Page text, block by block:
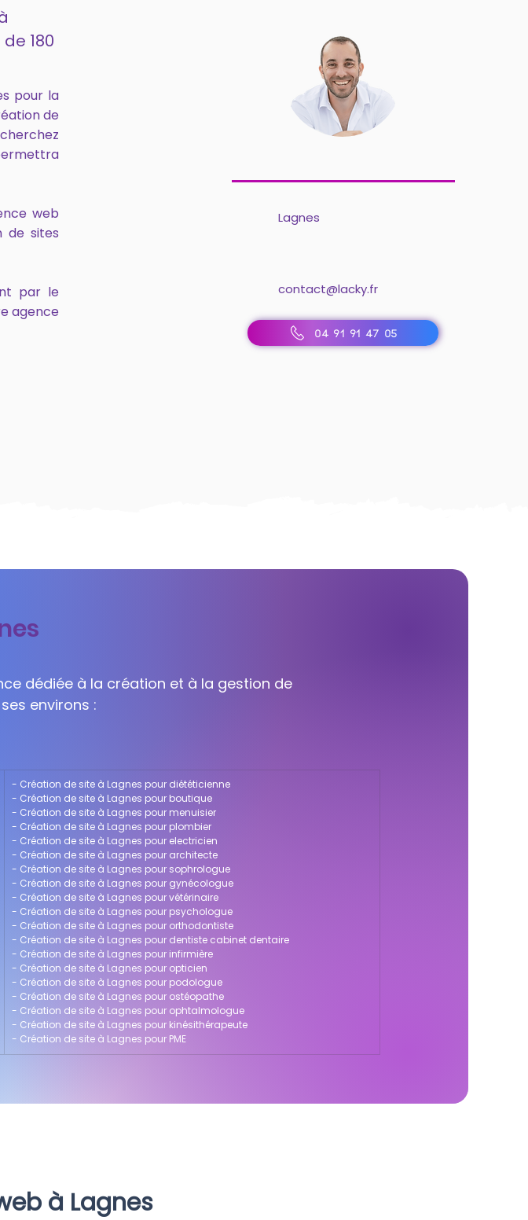
180
pour la
de
web
de sites
par le
agence
Lagnes
contact@lacky.fr
04 91 91 47 05
dédiée à la création et à la gestion de
environs :
- Création de site à Lagnes pour diététicienne
- Création de site à Lagnes pour boutique
- Création de site à Lagnes pour menuisier
- Création de site à Lagnes pour plombier
- Création de site à Lagnes pour electricien
- Création de site à Lagnes pour architecte
- Création de site à Lagnes pour sophrologue
- Création de site à Lagnes pour gynécologue
- Création de site à Lagnes pour vétérinaire
- Création de site à Lagnes pour psychologue
- Création de site à Lagnes pour orthodontiste
- Création de site à Lagnes pour dentiste cabinet dentaire
- Création de site à Lagnes pour infirmière
- Création de site à Lagnes pour opticien
- Création de site à Lagnes pour podologue
- Création de site à Lagnes pour ostéopathe
- Création de site à Lagnes pour ophtalmologue
- Création de site à Lagnes pour kinésithérapeute
- Création de site à Lagnes pour PME
à Lagnes